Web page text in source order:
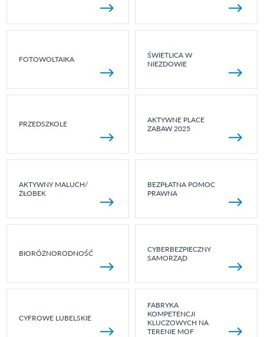
FOTOWOLTAIKA
ŚWIETLICA W
NIEZDOWIE
PRZEDSZKOLE
AKTYWNE PLACE
ZABAW 2025
AKTYWNY MALUCH/
ŻŁOBEK
BEZPŁATNA POMOC
PRAWNA
BIORÓŻNORODNOŚĆ
CYBERBEZPIECZNY
SAMORZĄD
CYFROWE LUBELSKIE
FABRYKA
KOMPETENCJI
KLUCZOWYCH NA
TERENIE MOF